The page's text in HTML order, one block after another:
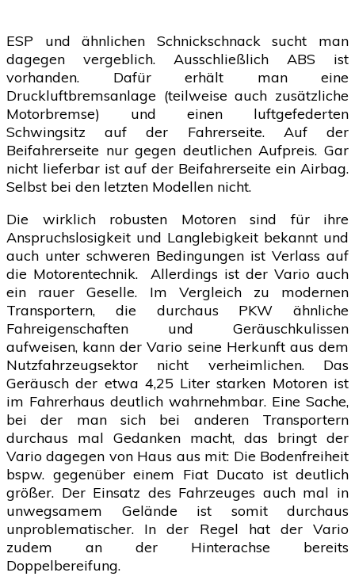
ESP und ähnlichen Schnickschnack sucht man
dagegen vergeblich. Ausschließlich ABS ist
vorhanden. Dafür erhält man eine
Druckluftbremsanlage (teilweise auch zusätzliche
Motorbremse) und einen luftgefederten
Schwingsitz auf der Fahrerseite. Auf der
Beifahrerseite nur gegen deutlichen Aufpreis. Gar
nicht lieferbar ist auf der Beifahrerseite ein Airbag.
Selbst bei den letzten Modellen nicht.
Die wirklich robusten Motoren sind für ihre
Anspruchslosigkeit und Langlebigkeit bekannt und
auch unter schweren Bedingungen ist Verlass auf
die Motorentechnik. Allerdings ist der Vario auch
ein rauer Geselle. Im Vergleich zu modernen
Transportern, die durchaus PKW ähnliche
Fahreigenschaften und Geräuschkulissen
aufweisen, kann der Vario seine Herkunft aus dem
Nutzfahrzeugsektor nicht verheimlichen. Das
Geräusch der etwa 4,25 Liter starken Motoren ist
im Fahrerhaus deutlich wahrnehmbar. Eine Sache,
bei der man sich bei anderen Transportern
durchaus mal Gedanken macht, das bringt der
Vario dagegen von Haus aus mit: Die Bodenfreiheit
bspw. gegenüber einem Fiat Ducato ist deutlich
größer. Der Einsatz des Fahrzeuges auch mal in
unwegsamem Gelände ist somit durchaus
unproblematischer. In der Regel hat der Vario
zudem an der Hinterachse bereits
Doppelbereifung.